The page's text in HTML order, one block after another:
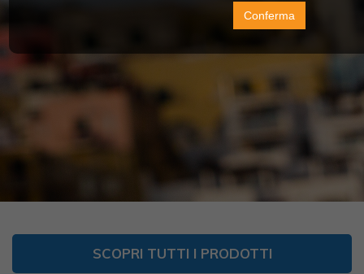
SCOPRI TUTTI I PRODOTTI
Conferma